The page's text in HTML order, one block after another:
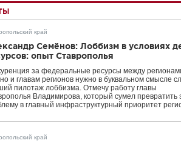
край
Семёнов: Лоббизм в условиях
опыт Ставрополья
за федеральные ресурсы между
и главам регионов нужно в буквальном смысле
пилотаж лоббизма. Отмечу работу главы
Владимирова, который сумел превратить
в главный инфраструктурный приоритет
край